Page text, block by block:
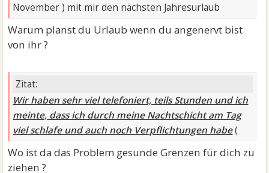
November ) mit mir den nächsten Jahresurlaub
Warum planst du Urlaub wenn du angenervt bist
von ihr ?
Zitat:
Wir haben sehr viel telefoniert, teils Stunden und ich
meinte, dass ich durch meine Nachtschicht am Tag
viel schlafe und auch noch Verpflichtungen habe(
Wo ist da das Problem gesunde Grenzen für dich zu
ziehen ?